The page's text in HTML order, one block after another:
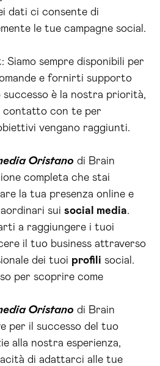
dati ci consente di
le tue campagne social.
sempre disponibili per
e fornirti supporto
è la nostra priorità,
contatto con te per
vengano raggiunti.
Oristano di Brain
completa che stai
la tua presenza online e
sui social media.
a raggiungere i tuoi
il tuo business attraverso
dei tuoi profili social.
per scoprire come
Oristano di Brain
per il successo del tuo
alla nostra esperienza,
di adattarci alle tue